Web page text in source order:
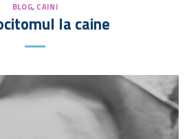
BLOG, CAINI
la caine